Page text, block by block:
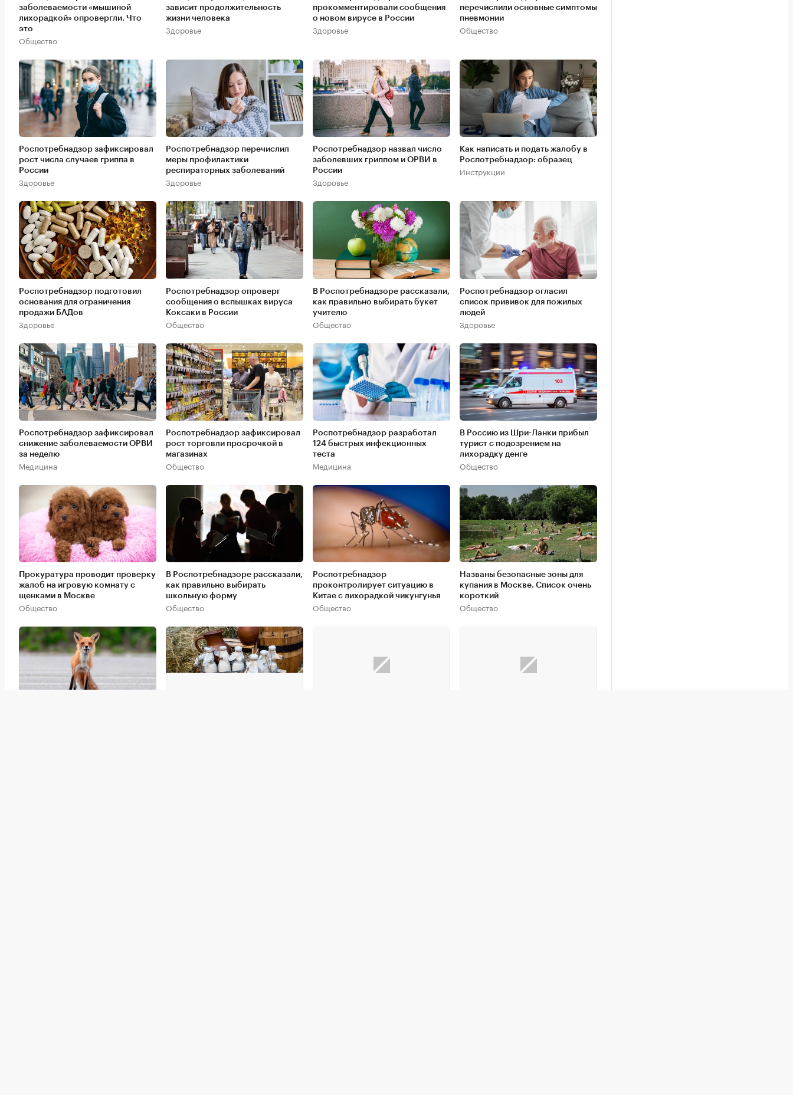
заболеваемости «мышиной
лихорадкой» опровергли. Что
это
Общество
зависит продолжительность
жизни человека
Здоровье
прокомментировали сообщения
о новом вирусе в России
Здоровье
перечислили основные симптомы
пневмонии
Общество
Роспотребнадзор зафиксировал
рост числа случаев гриппа в
России
Здоровье
Роспотребнадзор перечислил
меры профилактики
респираторных заболеваний
Здоровье
Роспотребнадзор назвал число
заболевших гриппом и ОРВИ в
России
Здоровье
Как написать и подать жалобу в
Роспотребнадзор: образец
Инструкции
Роспотребнадзор подготовил
основания для ограничения
продажи БАДов
Здоровье
Роспотребнадзор опроверг
сообщения о вспышках вируса
Коксаки в России
Общество
В Роспотребнадзоре рассказали,
как правильно выбирать букет
учителю
Общество
Роспотребнадзор огласил
список прививок для пожилых
людей
Здоровье
Роспотребнадзор зафиксировал
снижение заболеваемости ОРВИ
за неделю
Медицина
Роспотребнадзор зафиксировал
рост торговли просрочкой в
магазинах
Общество
Роспотребнадзор разработал
124 быстрых инфекционных
теста
Медицина
В Россию из Шри-Ланки прибыл
турист с подозрением на
лихорадку денге
Общество
Прокуратура проводит проверку
жалоб на игровую комнату с
щенками в Москве
Общество
В Роспотребнадзоре рассказали,
как правильно выбирать
школьную форму
Общество
Роспотребнадзор
проконтролирует ситуацию в
Китае с лихорадкой чикунгунья
Общество
Названы безопасные зоны для
купания в Москве. Список очень
короткий
Общество